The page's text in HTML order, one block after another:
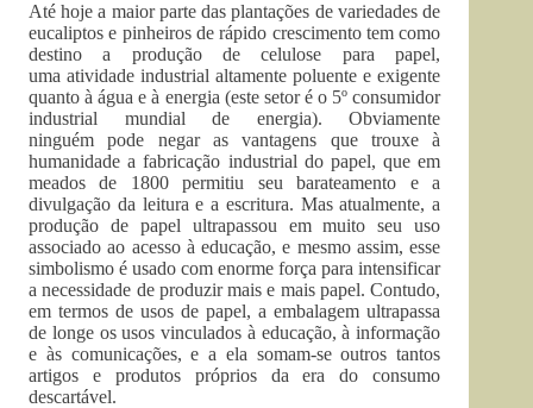
Até hoje a maior parte das plantações de variedades de
eucaliptos e pinheiros de rápido crescimento tem como
destino a produção de celulose para papel,
uma atividade industrial altamente poluente e exigente
quanto à água e à energia (este setor é o 5º consumidor
industrial mundial de energia). Obviamente
ninguém pode negar as vantagens que trouxe à
humanidade a fabricação industrial do papel, que em
meados de 1800 permitiu seu barateamento e a
divulgação da leitura e a escritura. Mas atualmente, a
produção de papel ultrapassou em muito seu uso
associado ao acesso à educação, e mesmo assim, esse
simbolismo é usado com enorme força para intensificar
a necessidade de produzir mais e mais papel. Contudo,
em termos de usos de papel, a embalagem ultrapassa
de longe os usos vinculados à educação, à informação
e às comunicações, e a ela somam-se outros tantos
artigos e produtos próprios da era do consumo
descartável.